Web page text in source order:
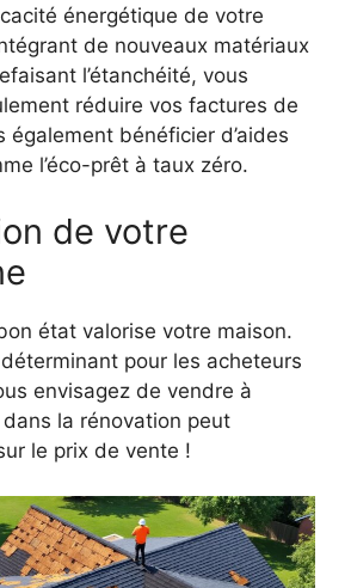
énergétique de votre
de nouveaux matériaux
l’étanchéité, vous
réduire vos factures de
également bénéficier d’aides
l’éco-prêt à taux zéro.
de votre
état valorise votre maison.
déterminant pour les acheteurs
envisagez de vendre à
dans la rénovation peut
le prix de vente !